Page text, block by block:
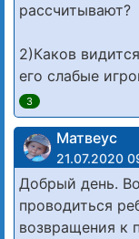
рассчитывают?
2)Каков
его слабые
3
Матвеус
21.07.2020
Добрый день.
проводиться
возвращения к